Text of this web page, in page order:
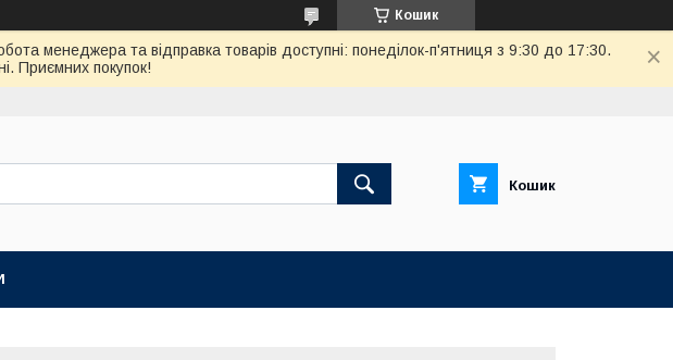
Кошик
менеджера та відправка товарів доступні: понеділок-п'ятниця з 9:30 до 17:30.
Приємних покупок!
Кошик